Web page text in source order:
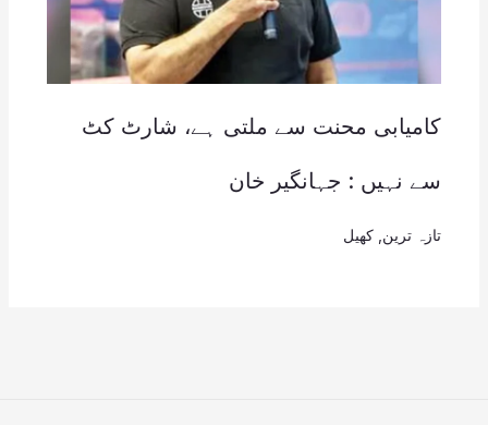
کامیابی محنت سے ملتی ہے، شارٹ کٹ
سے نہیں : جہانگیر خان
تازہ ترین کھیل